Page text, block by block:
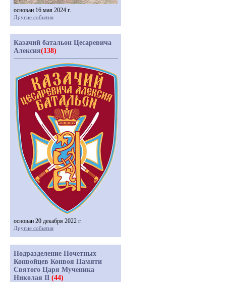
основан 16 мая 2024 г.
Другие события
Казачий батальон Цесаревича
Алексия(138)
основан 20 декабря 2022 г.
Другие события
Подразделение Почетных
Конвойцев Конвоя Памяти
Святого Царя Мученика
Николая II (44)